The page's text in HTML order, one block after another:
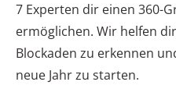
7 Experten dir einen 360-
ermöglichen. Wir helfen
Blockaden zu erkennen
neue Jahr zu starten.